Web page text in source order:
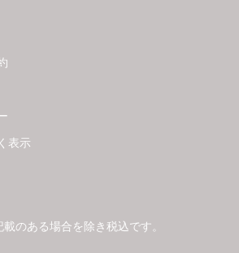
表示
のある場合を除き税込です。